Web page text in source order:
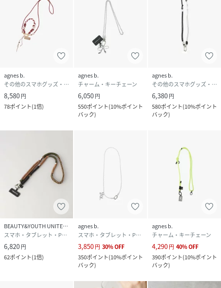
agnes b.
その他のスマホグッズ・オーディオ機器
8,580円
78ポイント(1倍)
agnes b.
チャーム・キーチェーン
6,050円
550ポイント(10%ポイント
バック)
agnes b.
その他のスマホグッズ・オーディオ機器
6,380円
580ポイント(10%ポイント
バック)
BEAUTY&YOUTH UNITED ARROWS
スマホ・タブレット・PCケース/カバー
6,820円
62ポイント(1倍)
agnes b.
スマホ・タブレット・PCケース/カバー
3,850円 30%OFF
350ポイント(10%ポイント
バック)
agnes b.
チャーム・キーチェーン
4,290円 40%OFF
390ポイント(10%ポイント
バック)